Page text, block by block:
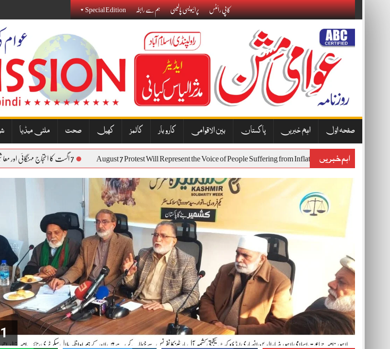
کاپی رائٹس پرائیویسی پالیسی ہم سے رابطہ Special Edition
صفحہ اوّل اہم خبریں پاکستان بین الاقوامی کاروبار کالمز کھیل صحت ملٹی میڈیا
اہم خبریں
August 7 Protest Will Represent the Voice of People Suffering from Inflation and 7 اگست کا احتجاج مہنگائی اور معاشی بدحالی سے متاثرہ عوام کی آواز بنے گا: نذیر جنجوعہ